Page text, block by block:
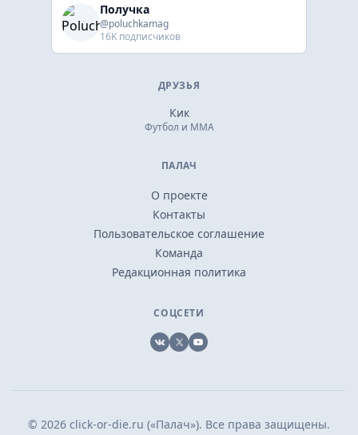
Получка
@poluchkamag
16K подписчиков
ДРУЗЬЯ
Кик
Футбол и ММА
ПАЛАЧ
О проекте
Контакты
Пользовательское соглашение
Команда
Редакционная политика
СОЦСЕТИ
VK X YouTube
© 2026 click-or-die.ru («Палач»). Все права защищены.